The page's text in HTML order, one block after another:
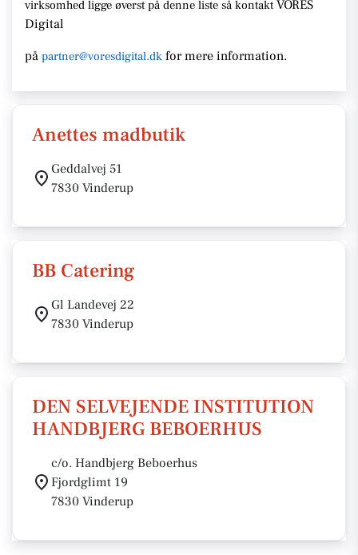
virksomhed ligge øverst på denne liste så kontakt VORES
Digital
på partner@voresdigital.dk for mere information.
Anettes madbutik
Geddalvej 51
7830 Vinderup
BB Catering
Gl Landevej 22
7830 Vinderup
DEN SELVEJENDE INSTITUTION
HANDBJERG BEBOERHUS
c/o. Handbjerg Beboerhus
Fjordglimt 19
7830 Vinderup